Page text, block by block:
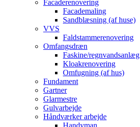
Facaderenovering
Facademaling
Sandblæsning (af huse)
VVS
Faldstammerenovering
Omfangsdræn
Faskine/regnvandsanlæg
Kloakrenovering
Omfugning (af hus)
Fundament
Gartner
Glarmestre
Gulvarbejde
Håndværker arbejde
Handyman